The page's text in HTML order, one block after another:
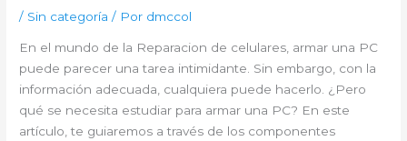
/ Sin categoría / Por dmccol
En el mundo de la Reparacion de celulares, armar una PC
puede parecer una tarea intimidante. Sin embargo, con la
información adecuada, cualquiera puede hacerlo. ¿Pero
qué se necesita estudiar para armar una PC? En este
artículo, te guiaremos a través de los componentes